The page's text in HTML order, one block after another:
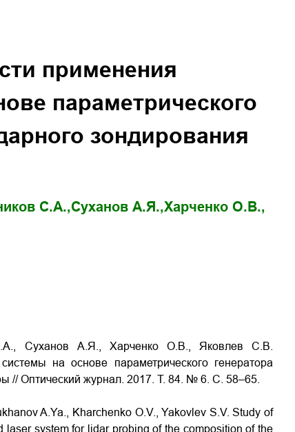
применения
параметрического
зондирования
С.А.,Суханов А.Я.,Харченко О.В.,
Суханов А.Я., Харченко О.В., Яковлев С.В.
на основе параметрического генератора
// Оптический журнал. 2017. Т. 84. № 6. С. 58–65.
A.Ya., Kharchenko O.V., Yakovlev S.V.Study of
system for lidar probing of the composition of the